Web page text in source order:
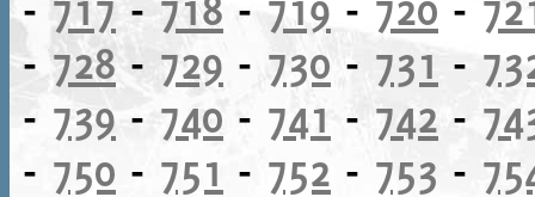
-728- 729 - 730 - 731 -
- 739 - 740 - 741 - 742 -
- 750 - 751 - 752 - 753 -